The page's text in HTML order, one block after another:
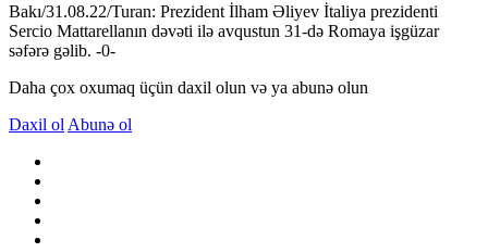
Bakı/31.08.22/Turan: Prezident İlham Əliyev İtaliya prezidenti
Sercio Mattarellanın dəvəti ilə avqustun 31-də Romaya işgüzar
səfərə gəlib. -0-
Daha çox oxumaq üçün daxil olun və ya abunə olun
Daxil ol Abunə ol